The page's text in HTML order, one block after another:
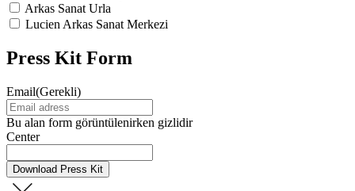
Arkas Sanat Urla
Lucien Arkas Sanat Merkezi
Press Kit Form
Email(Gerekli)
Bu alan form görüntülenirken gizlidir
Center
Download Press Kit